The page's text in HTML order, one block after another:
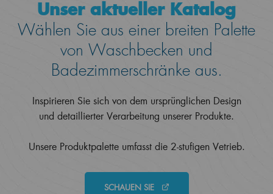
Unser aktueller Katalog
Wählen Sie aus einer breiten Palette
von Waschbecken und
Badezimmerschränke aus.
Inspirieren Sie sich von dem ursprünglichen Design
und detaillierter Verarbeitung unserer Produkte.
Unsere Produktpalette umfasst die 2-stufigen Vetrieb.
SCHAUEN SIE